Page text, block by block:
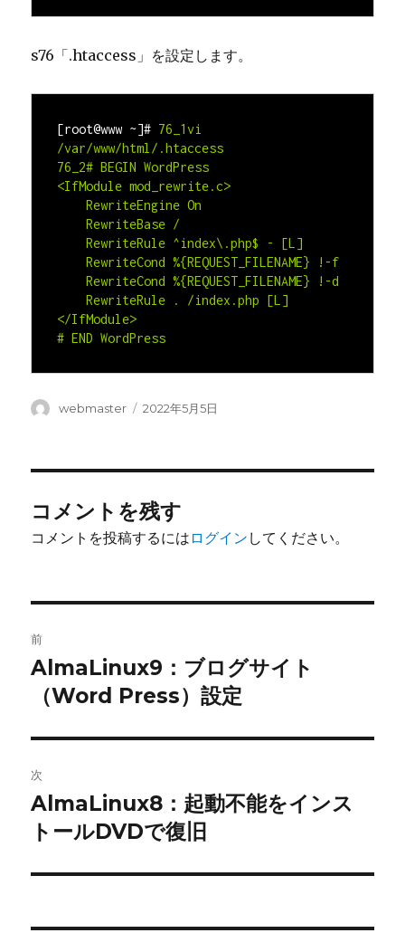
s76「.htaccess」を設定します。
[root@www ~]#
/var/www/html /.htaccess
76_2# BEGIN WordPress
<IfModule mod_rewrite.c>
    RewriteEngine On
    RewriteBase /
    RewriteRule ^index\.php$ - [L]
    RewriteCond %{REQUEST_FILENAME} !-f
    RewriteCond %{REQUEST_FILENAME} !-d
    RewriteRule . /index.php [L]
</IfModule>
投
webmaster
投
2022年5月5日
コメントを残す
コメントを投稿するには ログイン してください。
稿
ナ
ビ
ゲ
ー
シ
ン
前
前
の
稿:
AlmaLinux9：ブログサイト
（Word Press）設定
次
次
の
稿:
AlmaLinux8：起動不能をインス
トールDVDで復旧